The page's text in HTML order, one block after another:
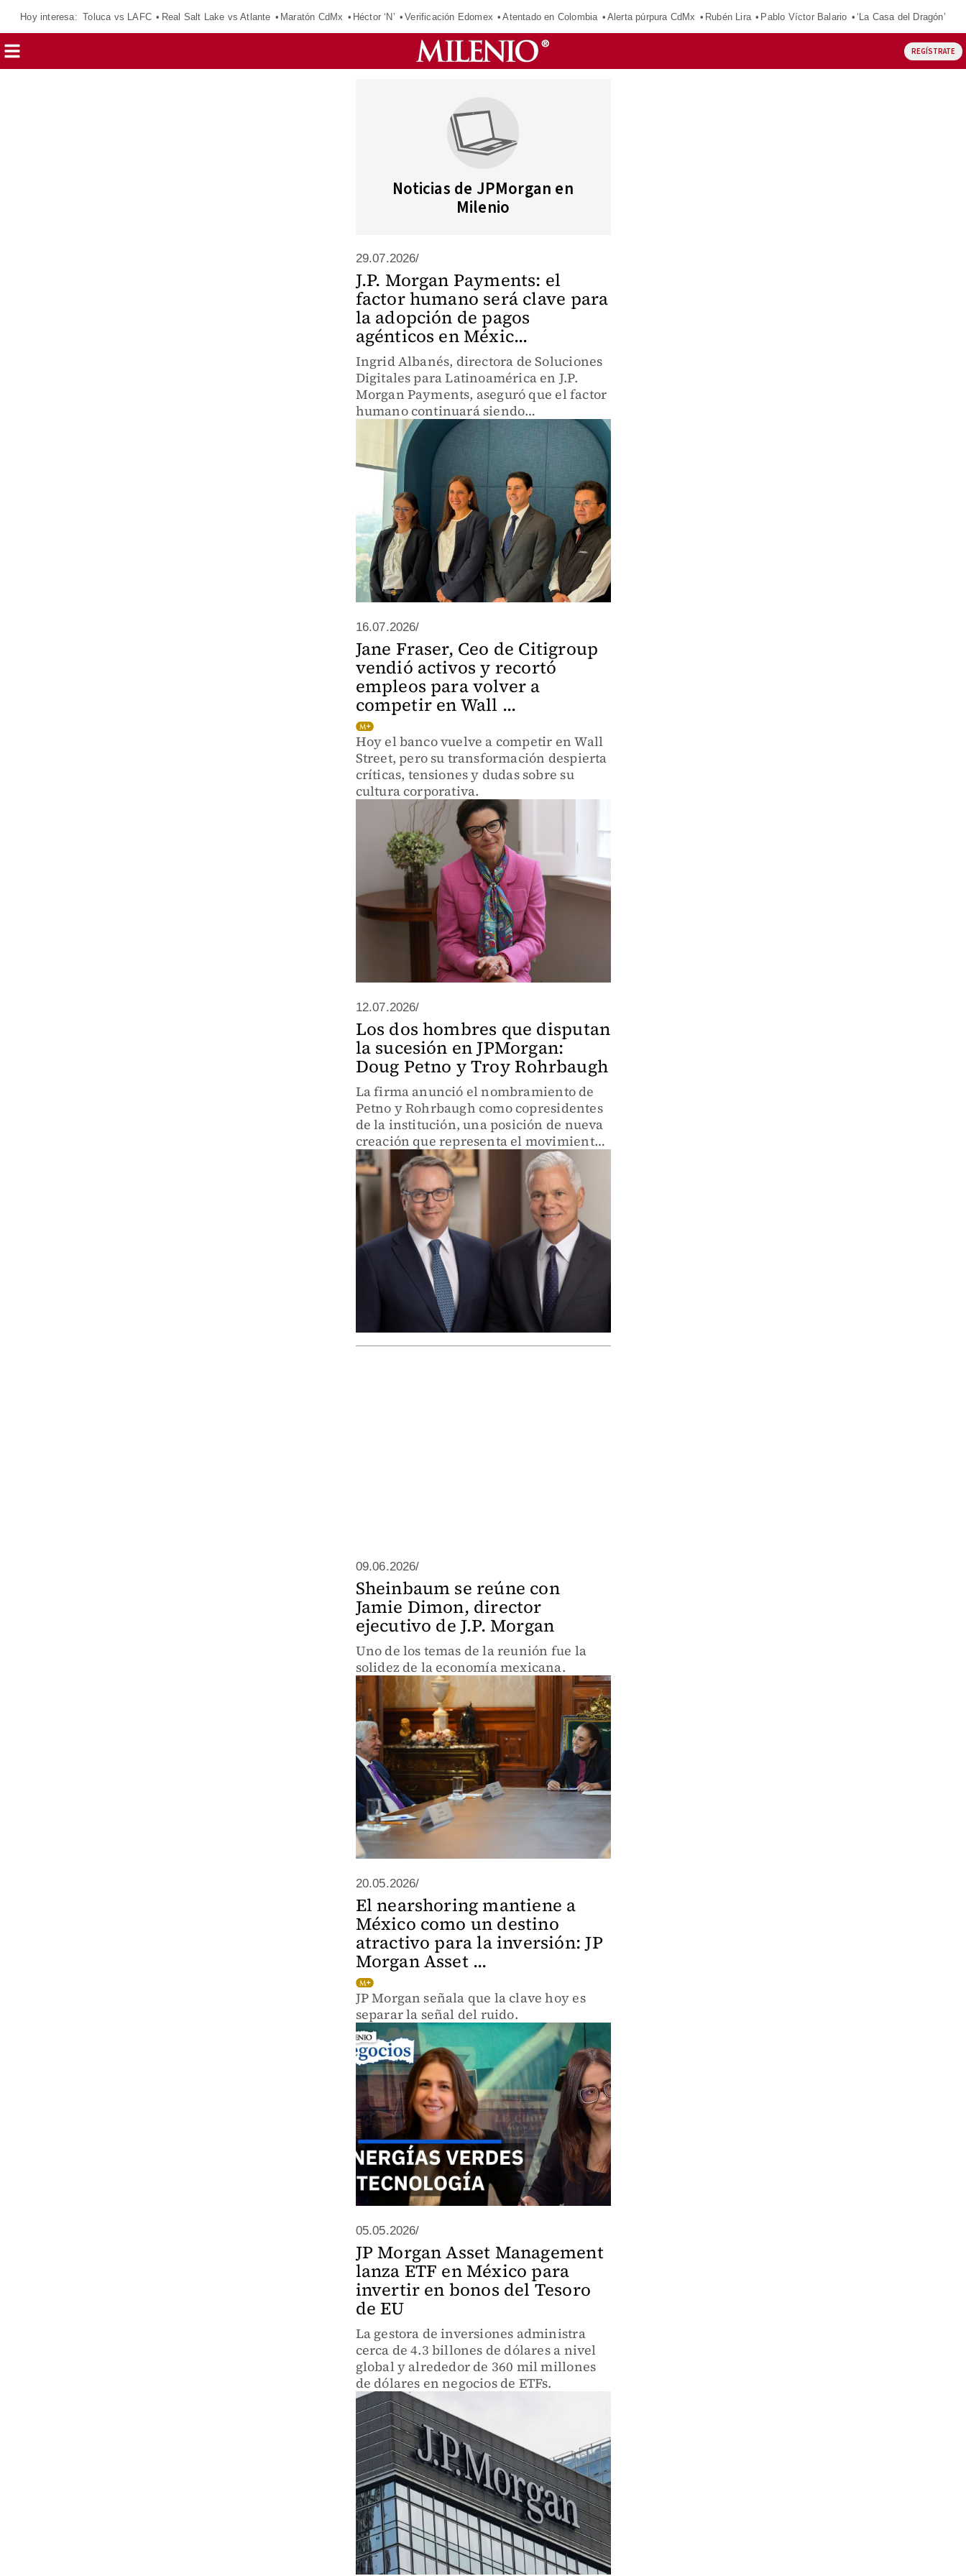
Hoy interesa: Toluca vs LAFC Real Salt Lake vs Atlante Maratón CdMx Héctor ‘N’ Verificación Edomex Atentado en Colombia Alerta púrpura CdMx Rubén Lira Pablo Víctor Balario ‘La Casa del Dragón’
REGÍSTRATE
Noticias de JPMorgan en
Milenio
29.07.2026/
J.P. Morgan Payments: el
factor humano será clave para
la adopción de pagos
agénticos en Méxic...
Ingrid Albanés, directora de Soluciones
Digitales para Latinoamérica en J.P.
Morgan Payments, aseguró que el factor
humano continuará siendo
fundamental.
16.07.2026/
Jane Fraser, Ceo de Citigroup
vendió activos y recortó
empleos para volver a
competir en Wall ...
Hoy el banco vuelve a competir en Wall
Street, pero su transformación despierta
críticas, tensiones y dudas sobre su
cultura corporativa.
12.07.2026/
Los dos hombres que disputan
la sucesión en JPMorgan:
Doug Petno y Troy Rohrbaugh
La firma anunció el nombramiento de
Petno y Rohrbaugh como copresidentes
de la institución, una posición de nueva
creación que representa el movimiento
más reciente dentro del plan de
sucesión del director ejecutivo, Jamie
Dimon.
09.06.2026/
Sheinbaum se reúne con
Jamie Dimon, director
ejecutivo de J.P. Morgan
Uno de los temas de la reunión fue la
solidez de la economía mexicana.
20.05.2026/
El nearshoring mantiene a
México como un destino
atractivo para la inversión: JP
Morgan Asset ...
JP Morgan señala que la clave hoy es
separar la señal del ruido.
05.05.2026/
JP Morgan Asset Management
lanza ETF en México para
invertir en bonos del Tesoro
de EU
La gestora de inversiones administra
cerca de 4.3 billones de dólares a nivel
global y alrededor de 360 mil millones
de dólares en negocios de ETFs.